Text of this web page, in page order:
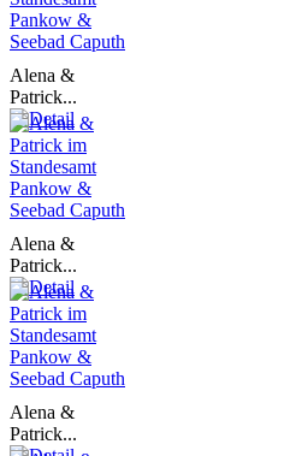
Alena &
Patrick...
Alena &
Patrick...
Alena &
Patrick...